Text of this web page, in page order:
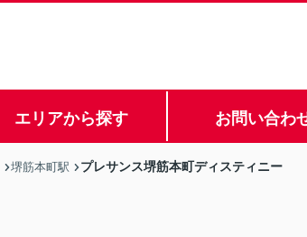
エリアから探す お問い合わ
堺筋本町駅 プレサンス堺筋本町ディスティニー